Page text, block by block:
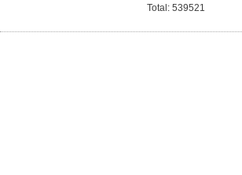
Total: 539521